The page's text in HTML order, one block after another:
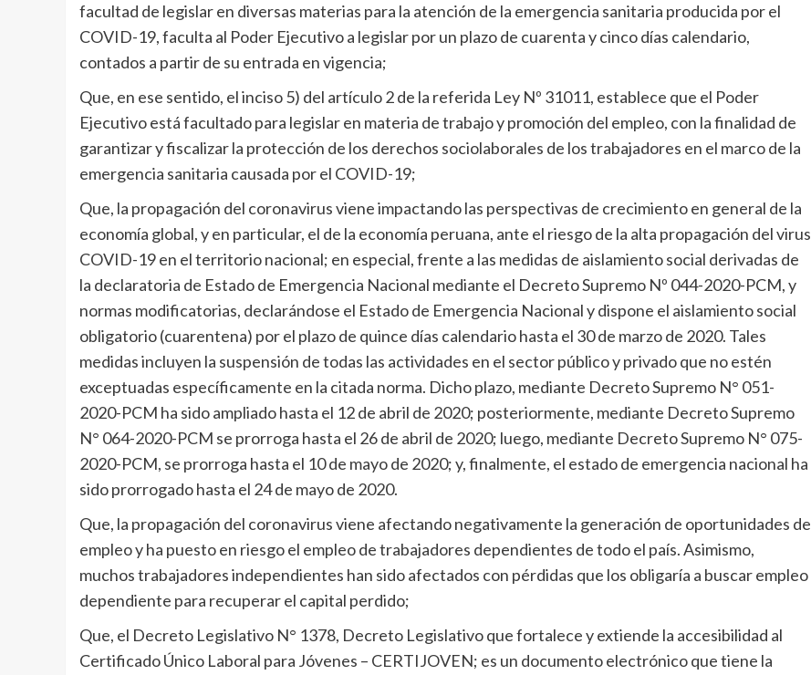
facultad de legislar en diversas materias para la atención de la emergencia sanitaria producida por el
COVID-19, faculta al Poder Ejecutivo a legislar por un plazo de cuarenta y cinco días calendario,
contados a partir de su entrada en vigencia;
Que, en ese sentido, el inciso 5) del artículo 2 de la referida Ley Nº 31011, establece que el Poder
Ejecutivo está facultado para legislar en materia de trabajo y promoción del empleo, con la finalidad de
garantizar y fiscalizar la protección de los derechos sociolaborales de los trabajadores en el marco de la
emergencia sanitaria causada por el COVID-19;
Que, la propagación del coronavirus viene impactando las perspectivas de crecimiento en general de la
economía global, y en particular, el de la economía peruana, ante el riesgo de la alta propagación del virus
COVID-19 en el territorio nacional; en especial, frente a las medidas de aislamiento social derivadas de
la declaratoria de Estado de Emergencia Nacional mediante el Decreto Supremo Nº 044-2020-PCM, y
normas modificatorias, declarándose el Estado de Emergencia Nacional y dispone el aislamiento social
obligatorio (cuarentena) por el plazo de quince días calendario hasta el 30 de marzo de 2020. Tales
medidas incluyen la suspensión de todas las actividades en el sector público y privado que no estén
exceptuadas específicamente en la citada norma. Dicho plazo, mediante Decreto Supremo N° 051-
2020-PCM ha sido ampliado hasta el 12 de abril de 2020; posteriormente, mediante Decreto Supremo
N° 064-2020-PCM se prorroga hasta el 26 de abril de 2020; luego, mediante Decreto Supremo N° 075-
2020-PCM, se prorroga hasta el 10 de mayo de 2020; y, finalmente, el estado de emergencia nacional ha
sido prorrogado hasta el 24 de mayo de 2020.
Que, la propagación del coronavirus viene afectando negativamente la generación de oportunidades de
empleo y ha puesto en riesgo el empleo de trabajadores dependientes de todo el país. Asimismo,
muchos trabajadores independientes han sido afectados con pérdidas que los obligaría a buscar empleo
dependiente para recuperar el capital perdido;
Que, el Decreto Legislativo N° 1378, Decreto Legislativo que fortalece y extiende la accesibilidad al
Certificado Único Laboral para Jóvenes – CERTIJOVEN; es un documento electrónico que tiene la